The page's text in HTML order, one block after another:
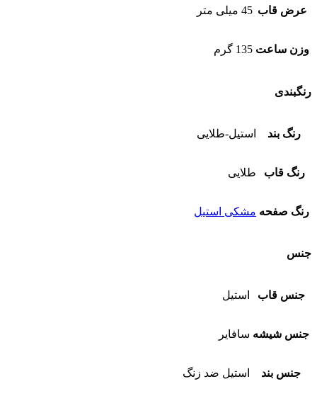
عرض قاب 45 میلی متر
وزن ساعت 135 گرم
رنگبندی
رنگ بند استیل-طلایی
رنگ قاب طلایی
رنگ صفحه مشکی استیل
جنس
جنس قاب استیل
جنس شیشه سافایر
جنس بند استیل ضد زنگ